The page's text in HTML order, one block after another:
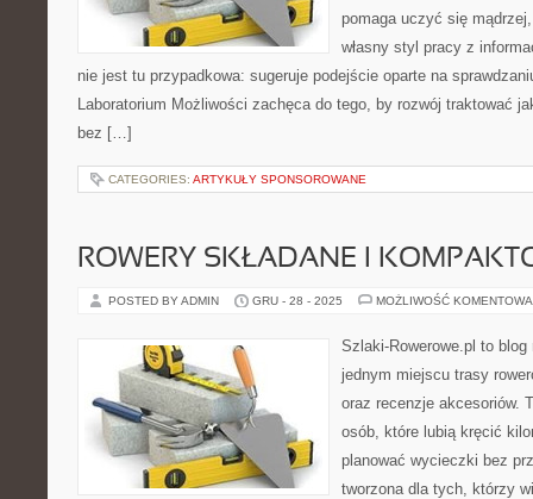
pomaga uczyć się
własny styl pracy z
nie jest tu przypadkowa: sugeruje podejście oparte na
Laboratorium Możliwości zachęca do tego, by rozwój traktować
bez […]
CATEGORIES: ARTYKUŁY SPONSOROWANE
ROWERY SKŁADANE I
POSTED BY ADMIN GRU - 28 - 2025 MOŻLIWOŚĆ
Szlaki-Rowerowe.pl to blog
jednym miejscu trasy
oraz recenzje akcesoriów.
osób, które lubią kręcić
planować wycieczki bez
tworzona dla tych, którzy